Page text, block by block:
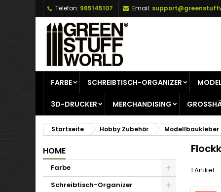
Telefon: 965145107 Email:
FARBE SCHREIBTISCH-ORGANIZER
3D-DRUCKER MERCHANDISING
Startseite Hobby Zubehör Modellbaukleber
HOME
Farbe
Schreibtisch-Organizer
1 Artikel